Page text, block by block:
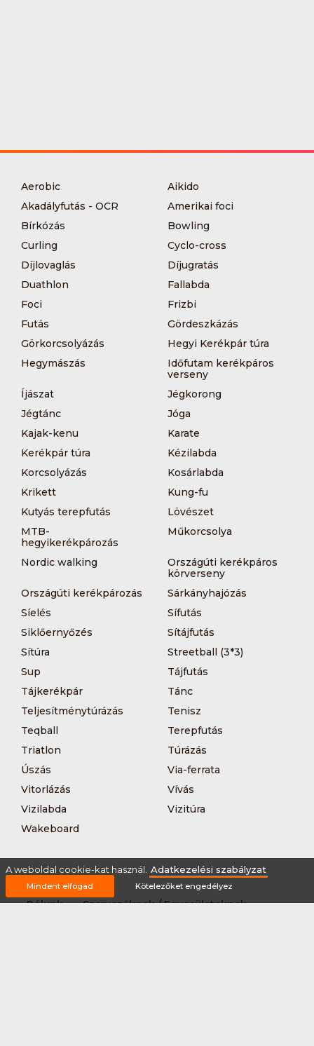
Aerobic
Aikido
Akadályfutás - OCR
Amerikai foci
Bírkózás
Bowling
Curling
Cyclo-cross
Díjlovaglás
Díjugratás
Duathlon
Fallabda
Foci
Frizbi
Futás
Gördeszkázás
Görkorcsolyázás
Hegyi Kerékpár túra
Hegymászás
Időfutam kerékpáros
verseny
Íjászat
Jégkorong
Jégtánc
Jóga
Kajak-kenu
Karate
Kerékpár túra
Kézilabda
Korcsolyázás
Kosárlabda
Krikett
Kung-fu
Kutyás terepfutás
Lövészet
MTB-
hegyikerékpározás
Műkorcsolya
Nordic walking
Országúti kerékpáros
körverseny
Országúti kerékpározás
Sárkányhajózás
Síelés
Sífutás
Siklőernyőzés
Sítájfutás
Sítúra
Streetball (3*3)
Sup
Tájfutás
Tájkerékpár
Tánc
Teljesítménytúrázás
Tenisz
Teqball
Terepfutás
Triatlon
Túrázás
Úszás
Via-ferrata
Vitorlázás
Vívás
Vizilabda
Vizitúra
Wakeboard
Rólunk
Szervezőknek / Egyesületeknek
A weboldal cookie-kat használ. Adatkezelési szabályzat
Mindent elfogad Kötelezőket engedélyez